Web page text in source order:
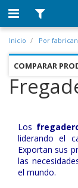
Inicio Por
COMPARAR
Los
liderando el
Exportan sus
las
el mundo.